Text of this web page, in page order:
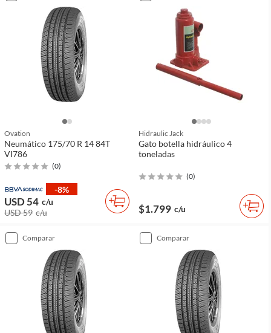
Ovation
Neumático 175/70 R 14 84T
VI786
(0)
-8%
USD 54 c/u
USD 59 c/u
Hidraulic Jack
Gato botella hidráulico 4
toneladas
(0)
$1.799 c/u
comparar comparar